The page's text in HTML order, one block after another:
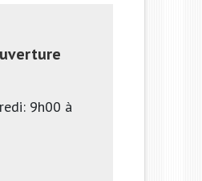
9h00 à